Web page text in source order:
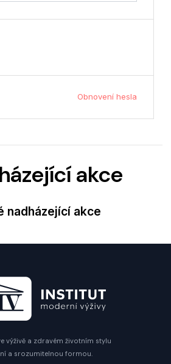
Obnovení hesla
akce
nadházející akce
výživě a zdravém životním stylu
a srozumitelnou formou.